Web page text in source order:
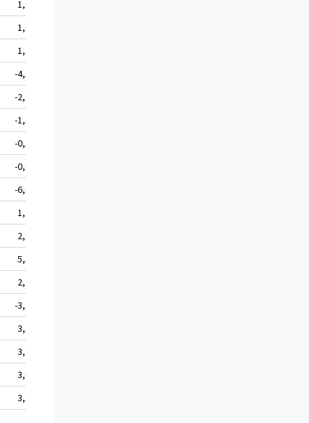
1,0
1,0
1,3
-4,5
-2,9
-1,5
-0,5
-0,6
-6,0
1,1
2,0
5,5
2,7
-3,3
3,5
3,9
3,0
3,3